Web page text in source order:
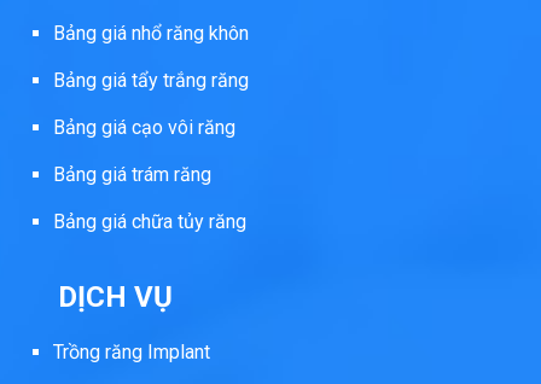
Bảng giá nhổ răng khôn
Bảng giá tẩy trắng răng
Bảng giá cạo vôi răng
Bảng giá trám răng
Bảng giá chữa tủy răng
DỊCH VỤ
Trồng răng Implant